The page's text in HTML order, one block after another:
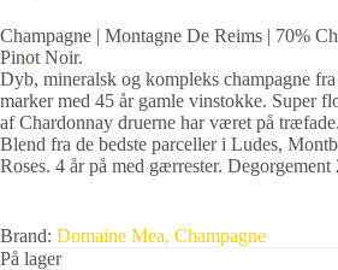
Champagne | Montagne De Reims | 70%
Pinot Noir.
Dyb, mineralsk og kompleks champagne
marker med 45 år gamle vinstokke. Super
af Chardonnay druerne har været på
Blend fra de bedste parceller i Ludes,
Roses. 4 år på med gærrester. Degorgement
Brand: Domaine Mea, Champagne
På lager